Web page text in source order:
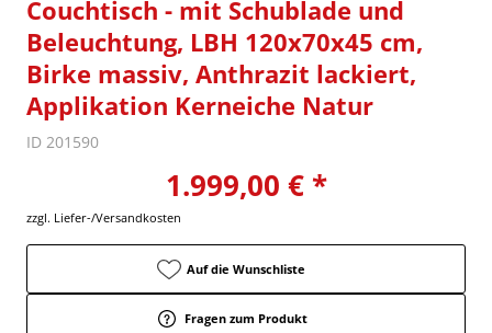
Couchtisch - mit Schublade und
Beleuchtung, LBH 120x70x45 cm,
Birke massiv, Anthrazit lackiert,
Applikation Kerneiche Natur
ID 201590
1.999,00 € *
zzgl. Liefer-/Versandkosten
Auf die Wunschliste
Fragen zum Produkt